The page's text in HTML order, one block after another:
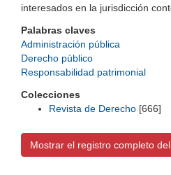
interesados en la jurisdicción
Palabras claves
Administración pública
Derecho público
Responsabilidad patrimonial
Colecciones
Revista de Derecho [666]
Mostrar el registro completo